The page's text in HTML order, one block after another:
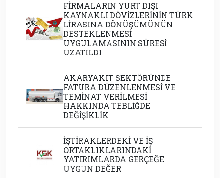
FİRMALARIN YURT DIŞI
KAYNAKLI DÖVİZLERİNİN TÜRK
LİRASINA DÖNÜŞÜMÜNÜN
DESTEKLENMESİ
UYGULAMASININ SÜRESİ
UZATILDI
AKARYAKIT SEKTÖRÜNDE
FATURA DÜZENLENMESİ VE
TEMİNAT VERİLMESİ
HAKKINDA TEBLİĞDE
DEĞİŞİKLİK
İŞTİRAKLERDEKİ VE İŞ
ORTAKLIKLARINDAKİ
YATIRIMLARDA GERÇEĞE
UYGUN DEĞER